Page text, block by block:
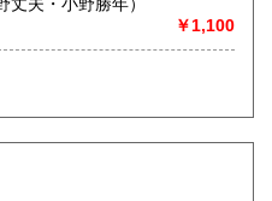
￥1,100